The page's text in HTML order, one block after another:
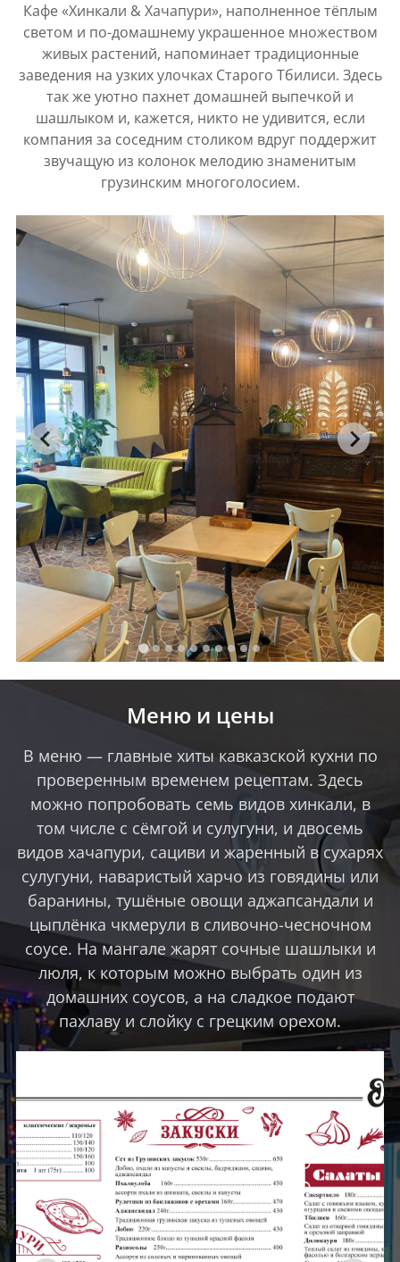
Кафе «Хинкали & Хачапури», наполненное тёплым
светом и по-домашнему украшенное множеством
живых растений, напоминает традиционные
заведения на узких улочках Старого Тбилиси. Здесь
так же уютно пахнет домашней выпечкой и
шашлыком и, кажется, никто не удивится, если
компания за соседним столиком вдруг поддержит
звучащую из колонок мелодию знаменитым
грузинским многоголосием.
Меню и цены
В меню — главные хиты кавказской кухни по
проверенным временем рецептам. Здесь
можно попробовать семь видов хинкали, в
том числе с сёмгой и сулугуни, и двосемь
видов хачапури, сациви и жаренный в сухарях
сулугуни, наваристый харчо из говядины или
баранины, тушёные овощи аджапсандали и
цыплёнка чкмерули в сливочно-чесночном
соусе. На мангале жарят сочные шашлыки и
люля, к которым можно выбрать один из
домашних соусов, а на сладкое подают
пахлаву и слойку с грецким орехом.